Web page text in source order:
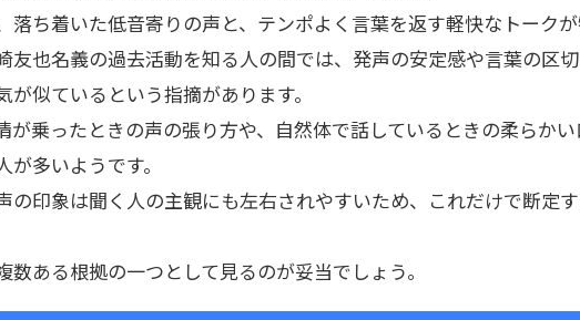
落ち着いた低音寄りの声と、テンポよく言葉を返す軽快なトークが
友也名義の過去活動を知る人の間では、発声の安定感や言葉の区
が似ているという指摘があります。
が乗ったときの声の張り方や、自然体で話しているときの柔らか
が多いようです。
の印象は聞く人の主観にも左右されやすいため、これだけで断定
数ある根拠の一つとして見るのが妥当でしょう。